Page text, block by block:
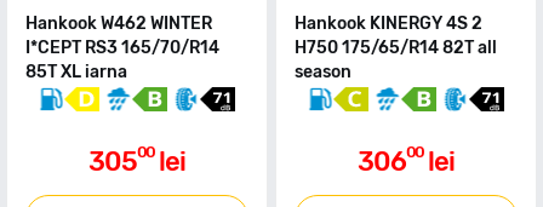
Hankook W462 WINTER
I*CEPT RS3 165/70/R14
85T XL iarna
30500 lei
Hankook KINERGY 4S 2
H750 175/65/R14 82T all
season
30600 lei